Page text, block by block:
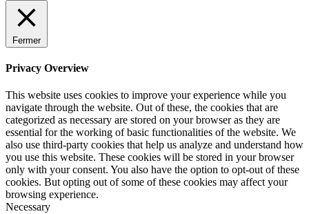
Fermer
Privacy Overview
This website uses cookies to improve your experience while you
navigate through the website. Out of these, the cookies that are
categorized as necessary are stored on your browser as they are
essential for the working of basic functionalities of the website. We
also use third-party cookies that help us analyze and understand how
you use this website. These cookies will be stored in your browser
only with your consent. You also have the option to opt-out of these
cookies. But opting out of some of these cookies may affect your
browsing experience.
Necessary